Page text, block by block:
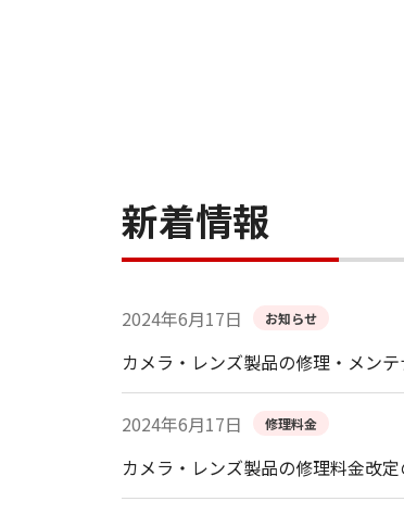
新着情報
2024年6月17日 お知らせ
カメラ・レンズ製品の修理・メン
2024年6月17日 修理料金
カメラ・レンズ製品の修理料金改